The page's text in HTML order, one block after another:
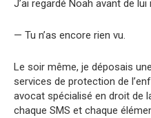
J’ai regardé Noah avant de
— Tu n’as encore rien vu.
Le soir même, je déposais
services de protection de
avocat spécialisé en droit de
chaque SMS et chaque